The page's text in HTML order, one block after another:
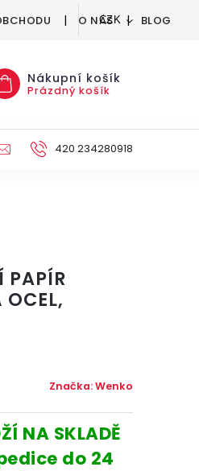
O NÁS BLOG
CZK
Nákupní košík
Prázdný košík
DEKORACE
420 234280918
PAPÍR
Značka:Wenko
NA SKLADĚ
do 24